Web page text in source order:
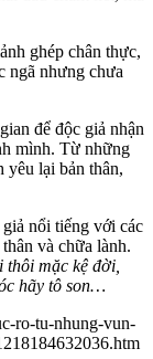
ghép chân thực,
ngã nhưng chưa
để độc giả nhận
mình. Từ những
yêu lại bản thân,
nổi tiếng với các
và chữa lành.
thôi mặc kệ đời,
hãy tô son…
ro-tu-nhung-vun-